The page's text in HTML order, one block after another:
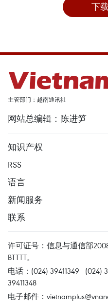
下
主管部门：越南通讯社
网站总编辑：陈进笋
知识产权
RSS
语言
新闻服务
联系
许可证号：信息与通信部
BTTTT。
电话：(024) 39411349 - (024)
39411348
电子邮件：